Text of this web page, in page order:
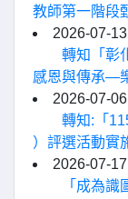
教師第一階段
2026-07-13
轉知「彰
感恩與傳承—
2026-07-06
轉知:「
）評選活動實
2026-07-17
「成為